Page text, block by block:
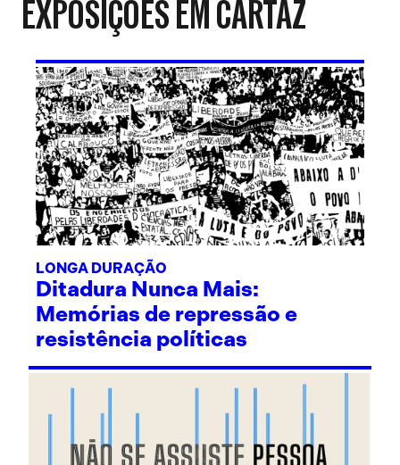
EXPOSIÇÕES EM CARTAZ
LONGA DURAÇÃO
Ditadura Nunca Mais:
Memórias de repressão e
resistência políticas